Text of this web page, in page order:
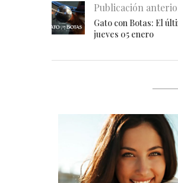
Publicación
Gato con Botas: El
jueves 05 enero